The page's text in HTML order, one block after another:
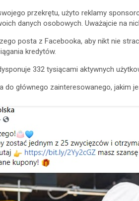
przekrętu, użyto reklamy
danych osobowych. Uważajcie na
posta z Facebooka, aby nikt nie
kredytów.
332 tysiącami aktywnych
do głównego zainteresowanego, jakim